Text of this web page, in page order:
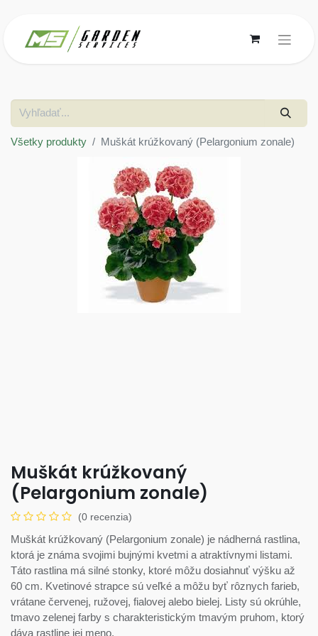
Všetky produkty Muškát krúžkovaný (Pelargonium zonale)
Muškát krúžkovaný
(Pelargonium zonale)
(0 recenzia)
Muškát krúžkovaný (Pelargonium zonale) je nádherná rastlina,
ktorá je známa svojimi bujnými kvetmi a atraktívnymi listami.
Táto rastlina má silné stonky, ktoré môžu dosiahnuť výšku až
60 cm. Kvetinové strapce sú veľké a môžu byť rôznych farieb,
vrátane červenej, ružovej, fialovej alebo bielej. Listy sú okrúhle,
tmavo zelenej farby s charakteristickým tmavým pruhom, ktorý
dáva rastline jej meno.